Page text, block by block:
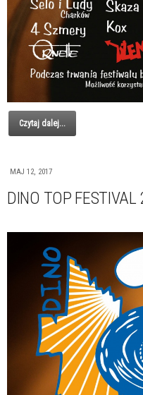
Czytaj dalej...
MAJ 12, 2017
DINO TOP FESTIVAL